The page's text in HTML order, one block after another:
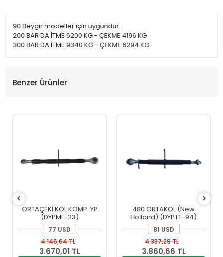
90 Beygir modeller için uygundur.
200 BAR DA İTME 6200 KG - ÇEKME 4196 KG
300 BAR DA İTME 9340 KG - ÇEKME 6294 KG
Benzer Ürünler
ORTAÇEKİ KOL KOMP. YP
(DYPMF-23)
77 USD
3.670,01 TL
4.146,64 TL
480 ORTAKOL (New
Holland) (DYPTT-94)
81 USD
3.860,66 TL
4.337,29 TL